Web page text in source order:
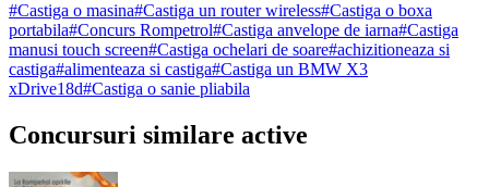
#Castiga o masina#Castiga un router wireless#Castiga o boxa
portabila#Concurs Rompetrol#Castiga anvelope de iarna#Castiga
manusi touch screen#Castiga ochelari de soare#achizitioneaza si
castiga#alimenteaza si castiga#Castiga un BMW X3
xDrive18d#Castiga o sanie pliabila
Concursuri similare active